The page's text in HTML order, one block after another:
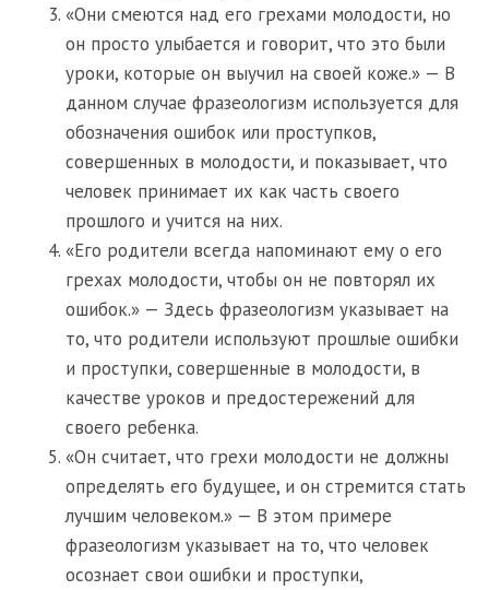
«Они смеются над его грехами молодости, но
он просто улыбается и говорит, что это были
уроки, которые он выучил на своей коже.» — В
данном случае фразеологизм используется для
обозначения ошибок или проступков,
совершенных в молодости, и показывает, что
человек принимает их как часть своего
прошлого и учится на них.
«Его родители всегда напоминают ему о его
грехах молодости, чтобы он не повторял их
ошибок.» — Здесь фразеологизм указывает на
то, что родители используют прошлые ошибки
и проступки, совершенные в молодости, в
качестве уроков и предостережений для
своего ребенка.
«Он считает, что грехи молодости не должны
определять его будущее, и он стремится стать
лучшим человеком.» — В этом примере
фразеологизм указывает на то, что человек
осознает свои ошибки и проступки,